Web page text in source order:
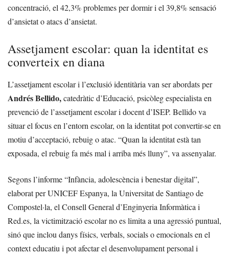
concentració, el 42,3% problemes per dormir i el 39,8% sensació
d’ansietat o atacs d’ansietat.
Assetjament escolar: quan la identitat es
converteix en diana
L’assetjament escolar i l’exclusió identitària van ser abordats per
Andrés Bellido,catedràtic d’Educació, psicòleg especialista en
prevenció de l’assetjament escolar i docent d’ISEP. Bellido va
situar el focus en l’entorn escolar, on la identitat pot convertir-se en
motiu d’acceptació, rebuig o atac. “Quan la identitat està tan
exposada, el rebuig fa més mal i arriba més lluny”, va assenyalar.
Segons l’informe “Infància, adolescència i benestar digital”,
elaborat per UNICEF Espanya, la Universitat de Santiago de
Compostel·la, el Consell General d’Enginyeria Informàtica i
Red.es, la victimització escolar no es limita a una agressió puntual,
sinó que inclou danys físics, verbals, socials o emocionals en el
context educatiu i pot afectar el desenvolupament personal i